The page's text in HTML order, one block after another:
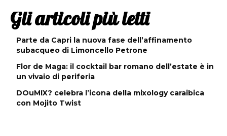
Gli articoli più letti
Parte da Capri la nuova fase dell’affinamento
subacqueo di Limoncello Petrone
Flor de Maga: il cocktail bar romano dell’estate è in
un vivaio di periferia
DOuMIX? celebra l’icona della mixology caraibica
con Mojito Twist